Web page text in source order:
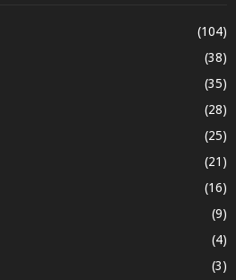
(104)
(38)
(35)
(28)
(25)
(21)
(16)
(9)
(4)
(3)